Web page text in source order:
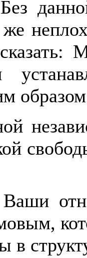
же
Ваши
в